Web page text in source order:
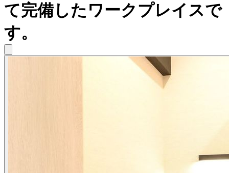
て完備したワークプレイスで
す。